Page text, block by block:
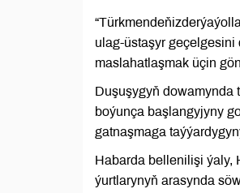
ulag-üstaşyr geçelgesini
maslahatlaşmak üçin
Duşuşygyň dowamynda
boýunça başlangyjyny
gatnaşmaga
Habarda bellenilişi ýaly,
ýurtlarynyň arasynda